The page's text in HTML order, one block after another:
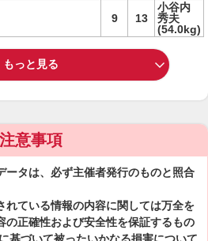
9 13
小谷内
秀夫
(54.0kg)
もっと見る
注意事項
ータは、必ず主催者発行のものと照合
れている情報の内容に関しては万全を
の正確性および安全性を保証するもの